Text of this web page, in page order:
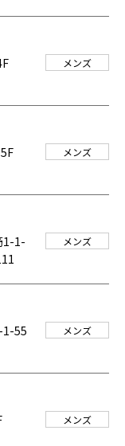
メンズ
メンズ
1-1-
メンズ
1-55
メンズ
メンズ